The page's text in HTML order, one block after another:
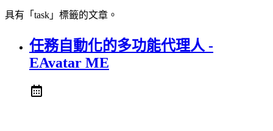
具有「task」標籤的文章。
任務自動化的多功能代理人 -
EAvatar ME